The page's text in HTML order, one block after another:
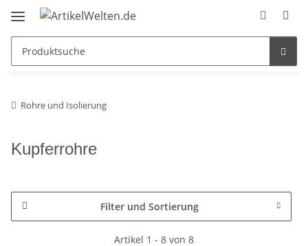
Rohre und Isolierung
Kupferrohre
Filter und Sortierung
Artikel 1 - 8 von 8